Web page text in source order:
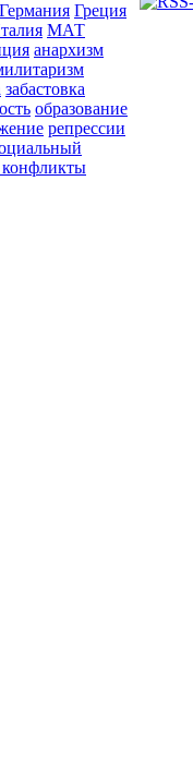
Германия Греция
МАТ
анархизм
забастовка
образование
репрессии
конфликты